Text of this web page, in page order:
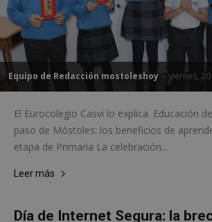
Equipo de Redacción mostoleshoy - viernes,
El Eurocolegio Casvi lo explica. Educación
paso de Móstoles: los beneficios de
etapa de Primaria La celebración...
Leer más
Día de Internet Segura: la
msToken